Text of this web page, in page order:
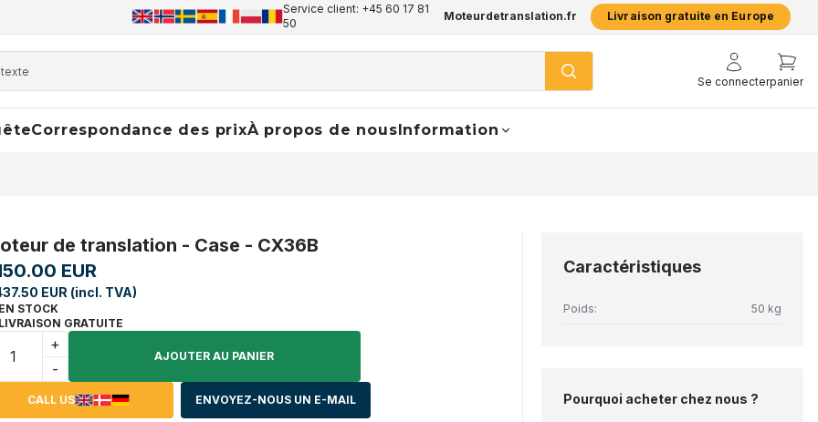
Service client: +45 60 17 81
50
Moteurdetranslation.fr Livraison gratuite en Europe
Se connecterpanier
Correspondance des prixÀ propos de nousInformation
de translation - Case - CX36B
EUR
EUR (incl. TVA)
EN STOCK
LIVRAISON GRATUITE
+
-
AJOUTER AU PANIER
CALL US ENVOYEZ-NOUS UN E-MAIL
Caractéristiques
Poids: 50 kg
Pourquoi acheter chez nous ?